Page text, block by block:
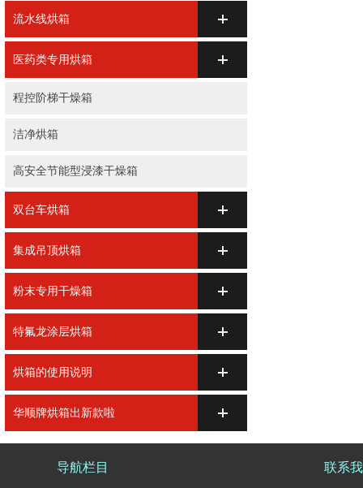
流水线烘箱
医药类专用烘箱
程控阶梯干燥箱
洁净烘箱
高安全节能型浸漆干燥箱
双台车烘箱
集成吊顶烘箱
粉末专用干燥箱
特氟龙涂层烘箱
烘箱的使用说明
华顺牌烘箱出新款啦
导航栏目 联系